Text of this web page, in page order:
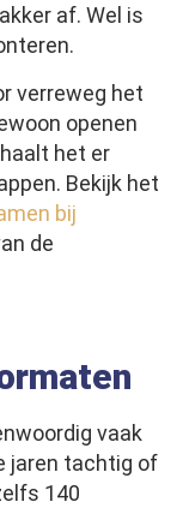
af. Wel is
verreweg het
openen
het er
Bekijk het
bij
de
vaak
jaren tachtig of
140